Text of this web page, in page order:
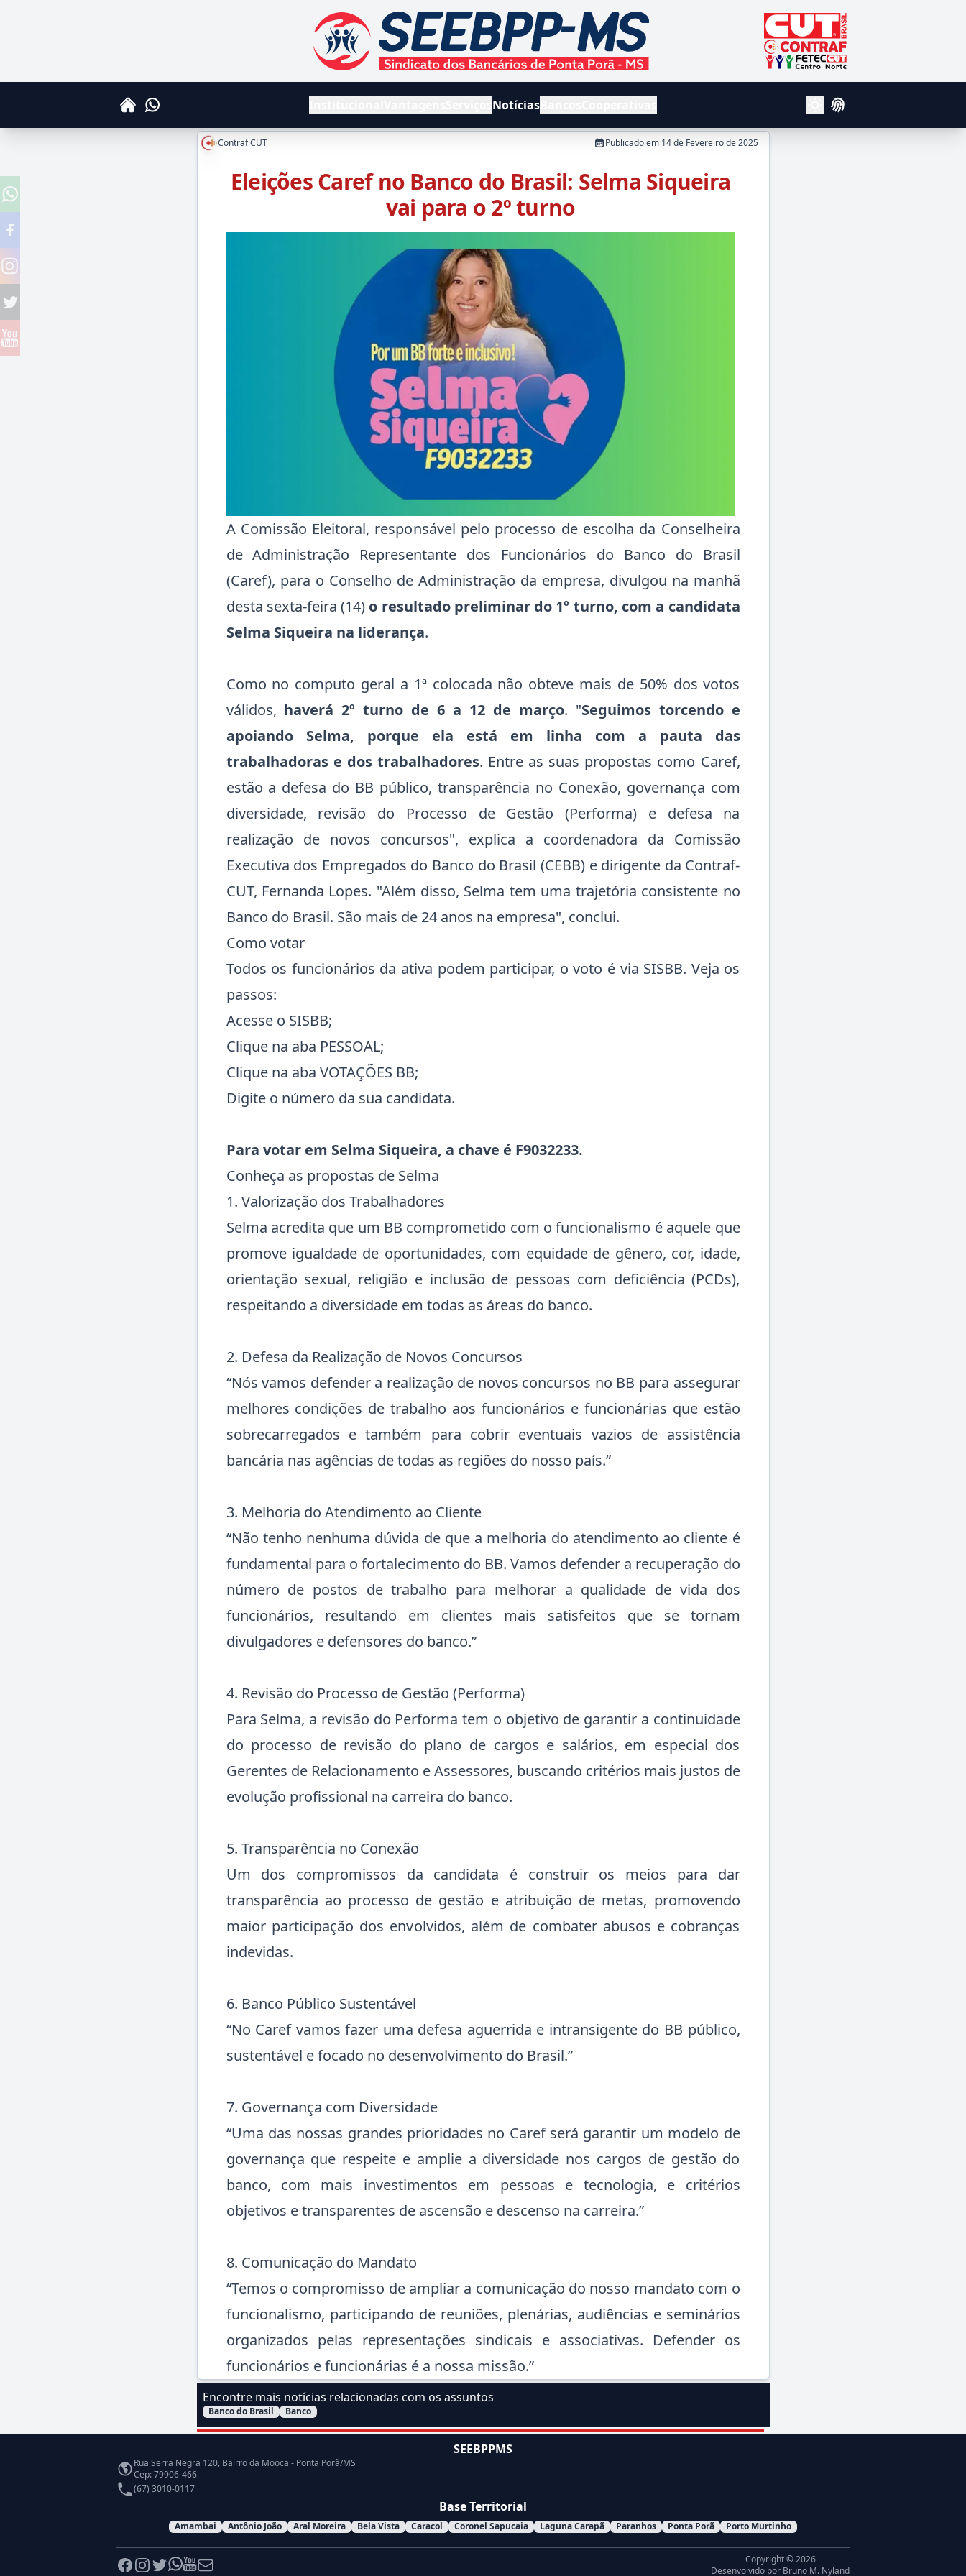
SEEBPPMS - Sindicato dos Bancários de Ponta Porã e Região
CUT - Central Unica dos
Contraf
Fetec Centro Norte
HomeWhatsapp NotíciasBancos
Alterar Tema Claro e Escuro
Login
Contraf CUT Publicado em14 de Fevereiro de 2025
Eleições Caref no Banco do Brasil: Selma Siqueira
vai para o 2º turno
A Comissão Eleitoral, responsável pelo processo de escolha da Conselheira
de Administração Representante dos Funcionários do Banco do Brasil
(Caref), para o Conselho de Administração da empresa, divulgou na manhã
desta sexta-feira (14) o resultado preliminar do 1º turno, com a candidata
Selma Siqueira na liderança.
Como no computo geral a 1ª colocada não obteve mais de 50% dos votos
válidos, haverá 2º turno de 6 a 12 de março. "Seguimos torcendo e
apoiando Selma, porque ela está em linha com a pauta das
trabalhadoras e dos trabalhadores. Entre as suas propostas como Caref,
estão a defesa do BB público, transparência no Conexão, governança com
diversidade, revisão do Processo de Gestão (Performa) e defesa na
realização de novos concursos", explica a coordenadora da Comissão
Executiva dos Empregados do Banco do Brasil (CEBB) e dirigente da Contraf-
CUT, Fernanda Lopes. "Além disso, Selma tem uma trajetória consistente no
Banco do Brasil. São mais de 24 anos na empresa", conclui.
Como votar
Todos os funcionários da ativa podem participar, o voto é via SISBB. Veja os
passos:
Acesse o SISBB;
Clique na aba PESSOAL;
Clique na aba VOTAÇÕES BB;
Digite o número da sua candidata.
Para votar em Selma Siqueira, a chave é F9032233.
Conheça as propostas de Selma
1. Valorização dos Trabalhadores
Selma acredita que um BB comprometido com o funcionalismo é aquele que
promove igualdade de oportunidades, com equidade de gênero, cor, idade,
orientação sexual, religião e inclusão de pessoas com deficiência (PCDs),
respeitando a diversidade em todas as áreas do banco.
2. Defesa da Realização de Novos Concursos
“Nós vamos defender a realização de novos concursos no BB para assegurar
melhores condições de trabalho aos funcionários e funcionárias que estão
sobrecarregados e também para cobrir eventuais vazios de assistência
bancária nas agências de todas as regiões do nosso país.”
3. Melhoria do Atendimento ao Cliente
“Não tenho nenhuma dúvida de que a melhoria do atendimento ao cliente é
fundamental para o fortalecimento do BB. Vamos defender a recuperação do
número de postos de trabalho para melhorar a qualidade de vida dos
funcionários, resultando em clientes mais satisfeitos que se tornam
divulgadores e defensores do banco.”
4. Revisão do Processo de Gestão (Performa)
Para Selma, a revisão do Performa tem o objetivo de garantir a continuidade
do processo de revisão do plano de cargos e salários, em especial dos
Gerentes de Relacionamento e Assessores, buscando critérios mais justos de
evolução profissional na carreira do banco.
5. Transparência no Conexão
Um dos compromissos da candidata é construir os meios para dar
transparência ao processo de gestão e atribuição de metas, promovendo
maior participação dos envolvidos, além de combater abusos e cobranças
indevidas.
6. Banco Público Sustentável
“No Caref vamos fazer uma defesa aguerrida e intransigente do BB público,
sustentável e focado no desenvolvimento do Brasil.”
7. Governança com Diversidade
“Uma das nossas grandes prioridades no Caref será garantir um modelo de
governança que respeite e amplie a diversidade nos cargos de gestão do
banco, com mais investimentos em pessoas e tecnologia, e critérios
objetivos e transparentes de ascensão e descenso na carreira.”
8. Comunicação do Mandato
“Temos o compromisso de ampliar a comunicação do nosso mandato com o
funcionalismo, participando de reuniões, plenárias, audiências e seminários
organizados pelas representações sindicais e associativas. Defender os
funcionários e funcionárias é a nossa missão.”
Encontre mais notícias relacionadas com os assuntos
Filtrar Notícias pelo assunto:
Banco do Brasil Banco
SEEBPPMS
Endereço
Rua Serra Negra 120, Bairro da Mooca - Ponta Porã/MS
Cep: 79906-466
Telefone
(67) 3010-0117
Base Territorial
Amambai Antônio João Aral Moreira Bela Vista Caracol Coronel Sapucaia Laguna Carapã Paranhos Ponta Porã Porto Murtinho
Facebook
Instagram
Twitter
Whatsapp
Youtube
E-mail
Copyright © 2026
Desenvolvido por Bruno M. Nyland